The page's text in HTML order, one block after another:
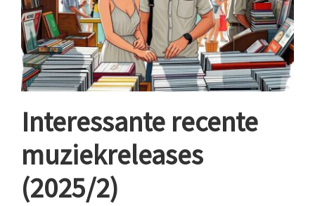
Interessante recente
muziekreleases
(2025/2)